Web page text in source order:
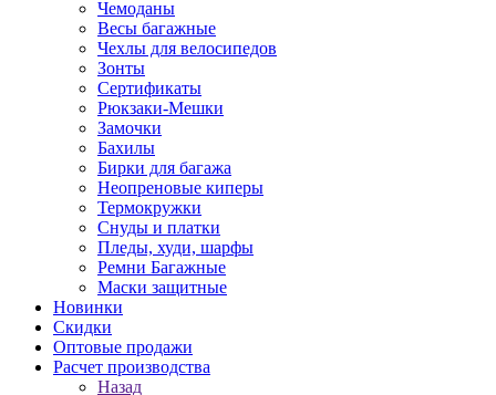
Чемоданы
Весы багажные
Чехлы для велосипедов
Зонты
Сертификаты
Рюкзаки-Мешки
Замочки
Бахилы
Бирки для багажа
Неопреновые киперы
Термокружки
Снуды и платки
Пледы, худи, шарфы
Ремни Багажные
Маски защитные
Новинки
Скидки
Оптовые продажи
Расчет производства
Назад